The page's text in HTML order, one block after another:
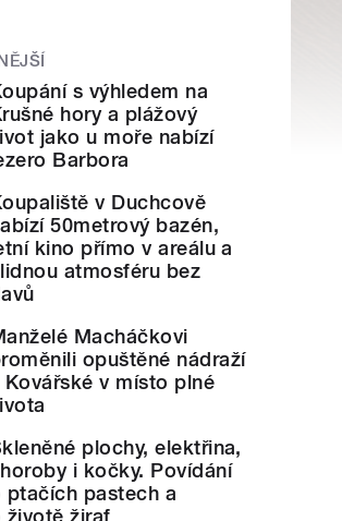
s výhledem na
hory a plážový
jako u moře nabízí
Barbora
v Duchcově
50metrový bazén,
kino přímo v areálu a
atmosféru bez
Macháčkovi
opuštěné nádraží
Kovářské v místo plné
plochy, elektřina,
i kočky. Povídání
ptačích pastech a
životě žiraf